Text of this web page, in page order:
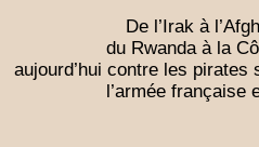
De l’Irak à
du Rwanda à la
aujourd’hui contre les pirates
l’armée française